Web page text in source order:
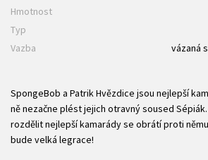
Hmotnost
Typ
Vazba
vázaná
SpongeBob a Patrik Hvězdice jsou nejlepší
ně nezačne plést jejich otravný soused
rozdělit nejlepší kamarády se obrátí proti
bude velká legrace!